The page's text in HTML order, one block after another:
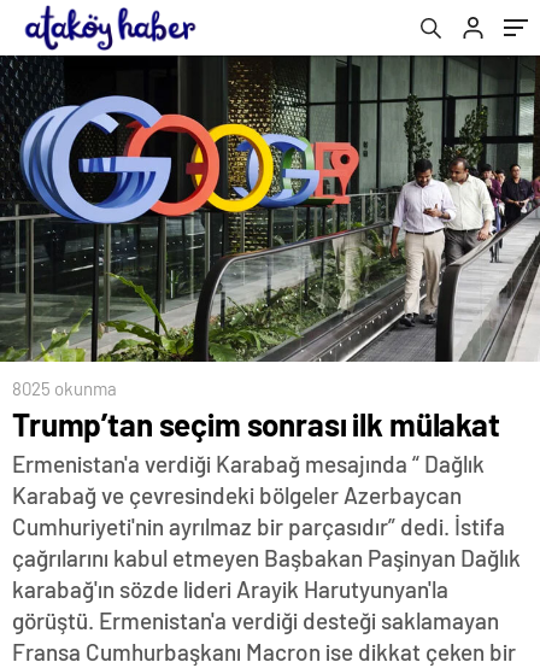
8025 okunma
Trump’tan seçim sonrası ilk mülakat
Ermenistan'a verdiği Karabağ mesajında “ Dağlık
Karabağ ve çevresindeki bölgeler Azerbaycan
Cumhuriyeti'nin ayrılmaz bir parçasıdır” dedi. İstifa
çağrılarını kabul etmeyen Başbakan Paşinyan Dağlık
karabağ'ın sözde lideri Arayik Harutyunyan'la
görüştü. Ermenistan'a verdiği desteği saklamayan
Fransa Cumhurbaşkanı Macron ise dikkat çeken bir